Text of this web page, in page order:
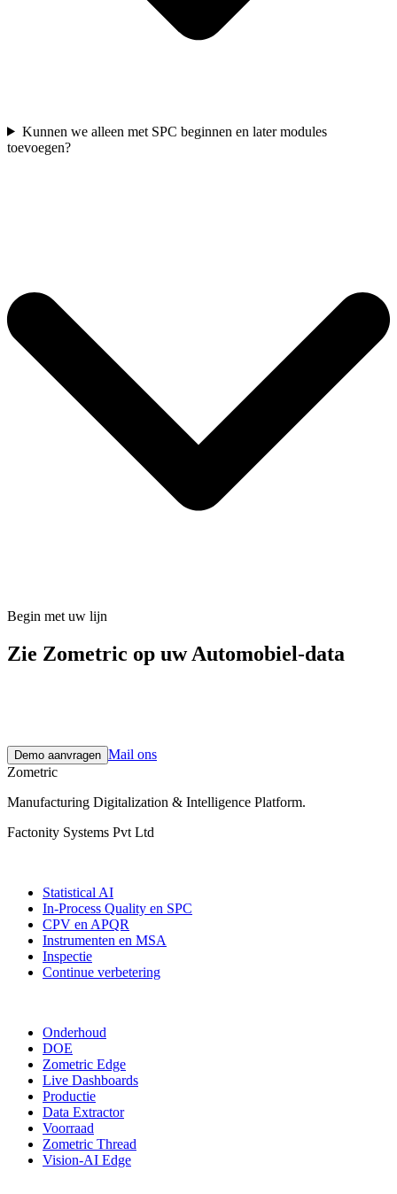
Kunnen we alleen met SPC beginnen en later modules
toevoegen?
Begin met uw lijn
Zie Zometric op uw Automobiel-data
Demo aanvragen Mail ons
Zometric
Manufacturing Digitalization & Intelligence Platform.
Factonity Systems Pvt Ltd
Statistical AI
In-Process Quality en SPC
CPV en APQR
Instrumenten en MSA
Inspectie
Continue verbetering
Onderhoud
DOE
Zometric Edge
Live Dashboards
Productie
Data Extractor
Voorraad
Zometric Thread
Vision-AI Edge